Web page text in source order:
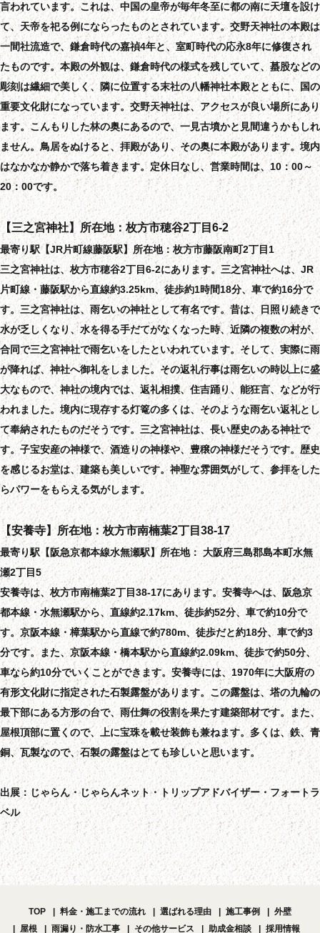
言われています。これは、中国の皇帝が毎年冬至に都の南に天壇を設け
て、天帝を祀る例にならったものとされています。交野天神社の本殿は
一間社流造で、鎌倉時代の嘉禎4年と、室町時代の応永8年に修復され
たものです。本殿の外観は、鎌倉時代の様式を残していて、蟇股などの
彫刻は繊細で美しく、隣に位置する末社の八幡神社本殿とともに、国の
重要文化財になっています。交野天神社は、アクセスが良い場所にあり
ます。こんもりした林の奥にあるので、一見古墳かと見間違うかもしれ
ません。鳥居をぬけると、拝殿があり、その奥に本殿があります。境内
はなかなか静かで落ち着きます。定休日なし、営業時間は、10：00～
20：00です。
【三之宮神社】所在地：枚方市穂谷2丁目6-2
最寄り駅【JR片町線藤阪駅】所在地：枚方市藤阪南町2丁目1
三之宮神社は、枚方市穂谷2丁目6-2にあります。三之宮神社へは、JR
片町線・藤阪駅から直線約3.25km、徒歩約1時間18分、車で約16分で
す。三之宮神社は、雨乞いの神社として有名です。昔は、日照り続きで
水が乏しくなり、水を得る手だてがなくなった時、近隣の複数の村が、
合同で三之宮神社で雨乞いをしたといわれています。そして、実際に雨
が降れば、神社へ御礼をしました。その返礼行事は雨乞いの時以上に盛
大なもので、神社の境内では、返礼相撲、住吉踊り、能狂言、などが行
われました。境内に現存する灯篭の多くは、そのような雨乞い返礼とし
て奉納されたものだそうです。三之宮神社は、長い歴史のある神社で
す。子宝安産の神様で、酒造りの神様や、豊穣の神様だそうです。歴史
を感じるお堂は、建築も美しいです。神聖な雰囲気がして、参拝をした
らパワーをもらえる気がします。
【安養寺】所在地：枚方市南楠葉2丁目38-17
最寄り駅【阪急京都本線水無瀬駅】所在地： 大阪府三島郡島本町水無
瀬2丁目5
安養寺は、枚方市南楠葉2丁目38-17にあります。安養寺へは、阪急京
都本線・水無瀬駅から、直線約2.17km、徒歩約52分、車で約10分で
す。京阪本線・樟葉駅から直線で約780m、徒歩だと約18分、車で約3
分です。また、京阪本線・橋本駅から直線約2.09km、徒歩で約50分、
車なら約10分でいくことができます。安養寺には、1970年に大阪府の
有形文化財に指定された石製露盤があります。この露盤は、塔の九輪の
最下部にある方形の台で、雨仕舞の役割を果たす建築部材です。また、
屋根頂部に置くので、上に宝珠を載せ装飾も兼ねます。多くは、鉄、青
銅、瓦製なので、石製の露盤はとても珍しいと思います。
出展：じゃらん・じゃらんネット・トリップアドバイザー・フォートラ
ベル
TOP 料金・施工までの流れ 選ばれる理由 施工事例
外壁
屋根
雨漏り・防水工事 その他サービス 助成金相談 採用情報